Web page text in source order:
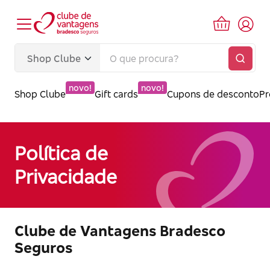
Shop Clube
novo!
Gift cards
novo!
Cupons de desconto
Política de
Privacidade
Clube de Vantagens Bradesco
Seguros